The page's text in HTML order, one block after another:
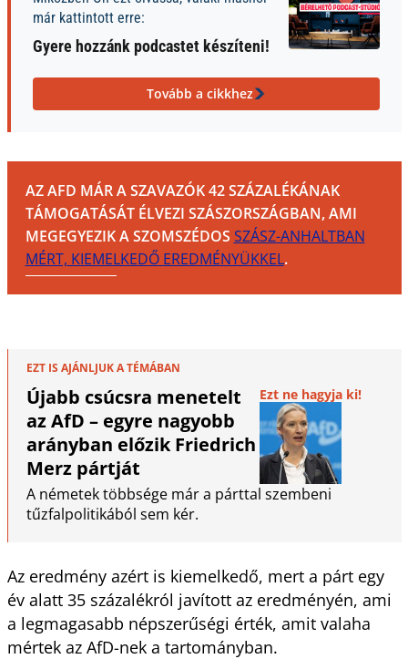
már kattintott erre:
Gyere hozzánk podcastet készíteni!
Tovább a cikkhez
AZ AFD MÁR A SZAVAZÓK 42 SZÁZALÉKÁNAK
TÁMOGATÁSÁT ÉLVEZI SZÁSZORSZÁGBAN, AMI
MEGEGYEZIK A SZOMSZÉDOS SZÁSZ-ANHALTBAN
MÉRT, KIEMELKEDŐ EREDMÉNYÜKKEL.
EZT IS AJÁNLJUK A TÉMÁBAN
Újabb csúcsra menetelt
az AfD – egyre nagyobb
arányban előzik Friedrich
Merz pártját
Ezt ne hagyja ki!
A németek többsége már a párttal szembeni
tűzfalpolitikából sem kér.
Az eredmény azért is kiemelkedő, mert a párt egy
év alatt 35 százalékról javított az eredményén, ami
a legmagasabb népszerűségi érték, amit valaha
mértek az AfD-nek a tartományban.